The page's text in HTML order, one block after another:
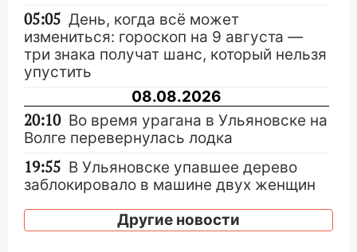
05:05 День, когда всё может
измениться: гороскоп на 9 августа —
три знака получат шанс, который нельзя
упустить
08.08.2026
20:10 Во время урагана в Ульяновске на
Волге перевернулась лодка
19:55 В Ульяновске упавшее дерево
заблокировало в машине двух женщин
17:15 В Ульяновской области
ремонтируют девять мостов: один уже
Другие новости